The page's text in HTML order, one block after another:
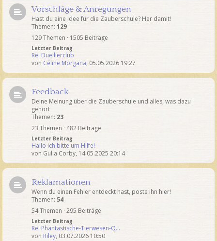
Vorschläge & Anregungen
Hast du eine Idee für die Zauberschule? Her damit!
Themen: 129
129 Themen · 1505 Beiträge
Letzter Beitrag
Re: Duellierclub
von Céline Morgana, 05.05.2026 19:27
Feedback
Deine Meinung über die Zauberschule und alles, was dazu
gehört
Themen: 23
23 Themen · 482 Beiträge
Letzter Beitrag
Hallo ich bitte um Hilfe!
von Gulia Corby, 14.05.2025 20:14
Reklamationen
Wenn du einen Fehler entdeckt hast, poste ihn hier!
Themen: 54
54 Themen · 295 Beiträge
Letzter Beitrag
Re: Phantastische-Tierwesen-Q…
von Riley, 03.07.2026 10:50